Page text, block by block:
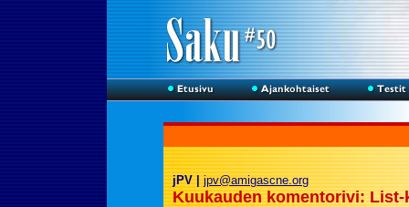
jPV |jpv@amigascne.org
Kuukauden komentorivi: List-